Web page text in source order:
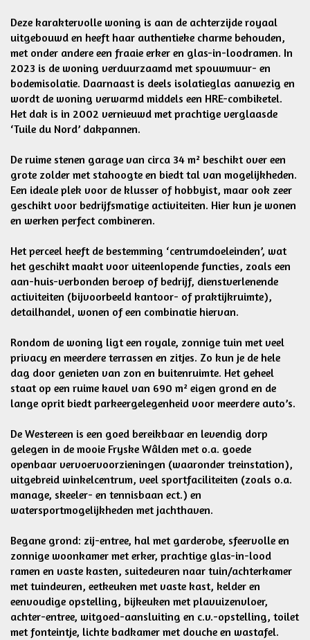
Deze karaktervolle woning is aan de achterzijde royaal
uitgebouwd en heeft haar authentieke charme behouden,
met onder andere een fraaie erker en glas-in-loodramen. In
2023 is de woning verduurzaamd met spouwmuur- en
bodemisolatie. Daarnaast is deels isolatieglas aanwezig en
wordt de woning verwarmd middels een HRE-combiketel.
Het dak is in 2002 vernieuwd met prachtige verglaasde
‘Tuile du Nord’ dakpannen.
De ruime stenen garage van circa 34 m² beschikt over een
grote zolder met stahoogte en biedt tal van mogelijkheden.
Een ideale plek voor de klusser of hobbyist, maar ook zeer
geschikt voor bedrijfsmatige activiteiten. Hier kun je wonen
en werken perfect combineren.
Het perceel heeft de bestemming ‘centrumdoeleinden’, wat
het geschikt maakt voor uiteenlopende functies, zoals een
aan-huis-verbonden beroep of bedrijf, dienstverlenende
activiteiten (bijvoorbeeld kantoor- of praktijkruimte),
detailhandel, wonen of een combinatie hiervan.
Rondom de woning ligt een royale, zonnige tuin met veel
privacy en meerdere terrassen en zitjes. Zo kun je de hele
dag door genieten van zon en buitenruimte. Het geheel
staat op een ruime kavel van 690 m² eigen grond en de
lange oprit biedt parkeergelegenheid voor meerdere auto’s.
De Westereen is een goed bereikbaar en levendig dorp
gelegen in de mooie Fryske Wâlden met o.a. goede
openbaar vervoervoorzieningen (waaronder treinstation),
uitgebreid winkelcentrum, veel sportfaciliteiten (zoals o.a.
manage, skeeler- en tennisbaan ect.) en
watersportmogelijkheden met jachthaven.
Begane grond: zij-entree, hal met garderobe, sfeervolle en
zonnige woonkamer met erker, prachtige glas-in-lood
ramen en vaste kasten, suitedeuren naar tuin/achterkamer
met tuindeuren, eetkeuken met vaste kast, kelder en
eenvoudige opstelling, bijkeuken met plavuizenvloer,
achter-entree, witgoed-aansluiting en c.v.-opstelling, toilet
met fonteintje, lichte badkamer met douche en wastafel.